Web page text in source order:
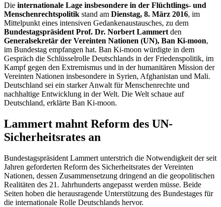
Die internationale Lage insbesondere in der Flüchtlings- und
Menschenrechtspolitik stand am Dienstag, 8. März 2016, im
Mittelpunkt eines intensiven Gedankenaustausches, zu dem
Bundestagspräsident Prof. Dr. Norbert Lammert den
Generalsekretär der Vereinten Nationen (UN), Ban Ki-moon,
im Bundestag empfangen hat. Ban Ki-moon würdigte in dem
Gespräch die Schlüsselrolle Deutschlands in der Friedenspolitik, im
Kampf gegen den Extremismus und in der humanitären Mission der
Vereinten Nationen insbesondere in Syrien, Afghanistan und Mali.
Deutschland sei ein starker Anwalt für Menschenrechte und
nachhaltige Entwicklung in der Welt. Die Welt schaue auf
Deutschland, erklärte Ban Ki-moon.
Lammert mahnt Reform des UN-
Sicherheitsrates an
Bundestagspräsident Lammert unterstrich die Notwendigkeit der seit
Jahren geforderten Reform des Sicherheitsrates der Vereinten
Nationen, dessen Zusammensetzung dringend an die geopolitischen
Realitäten des 21. Jahrhunderts angepasst werden müsse. Beide
Seiten hoben die herausragende Unterstützung des Bundestages für
die internationale Rolle Deutschlands hervor.